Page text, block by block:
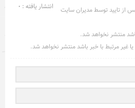
انتشار یافته : 0
از تایید توسط مدیران سایت
منتشر نخواهد شد.
غیر مرتبط با خبر باشد منتشر نخواهد شد.